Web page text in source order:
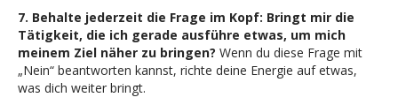
7. Behalte jederzeit die Frage im Kopf: Bringt mir die
Tätigkeit, die ich gerade ausführe etwas, um mich
meinem Ziel näher zu bringen? Wenn du diese Frage mit
„Nein“ beantworten kannst, richte deine Energie auf etwas,
was dich weiter bringt.